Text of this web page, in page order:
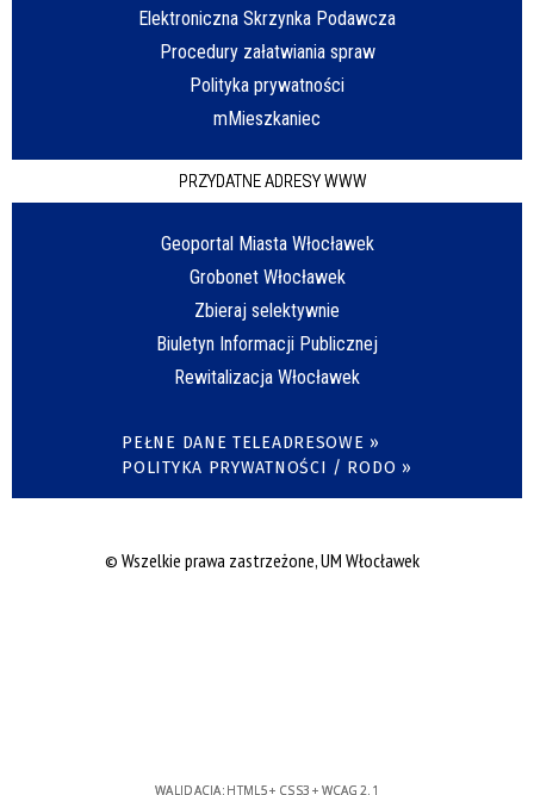
Elektroniczna Skrzynka Podawcza
Procedury załatwiania spraw
Polityka prywatności
mMieszkaniec
PRZYDATNE ADRESY WWW
Geoportal Miasta Włocławek
Grobonet Włocławek
Zbieraj selektywnie
Biuletyn Informacji Publicznej
Rewitalizacja Włocławek
PEŁNE DANE TELEADRESOWE »
POLITYKA PRYWATNOŚCI / RODO »
© Wszelkie prawa zastrzeżone, UM Włocławek
WALIDACJA: HTML5+ CSS3 + WCAG 2.1